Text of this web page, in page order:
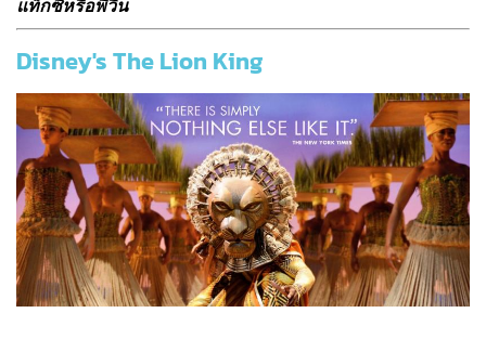
แท็กซี่หรือพี่วิน
Disney's The Lion King